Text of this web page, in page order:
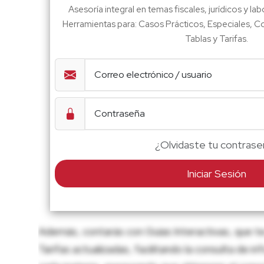
Asesoría integral en temas fiscales, jurídicos y
Herramientas para: Casos Prácticos, Especiales,
Tablas y Tarifas.
¿Olvidaste tu
Iniciar Sesión
Además, contarás con Guías Interactivas, que
Tarifas actualizadas, facilitando la consulta de